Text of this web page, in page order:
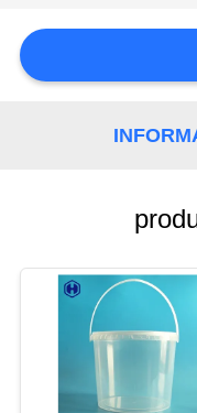
NOTICIAS
BLOG
SOLICITAR
UNA CITA